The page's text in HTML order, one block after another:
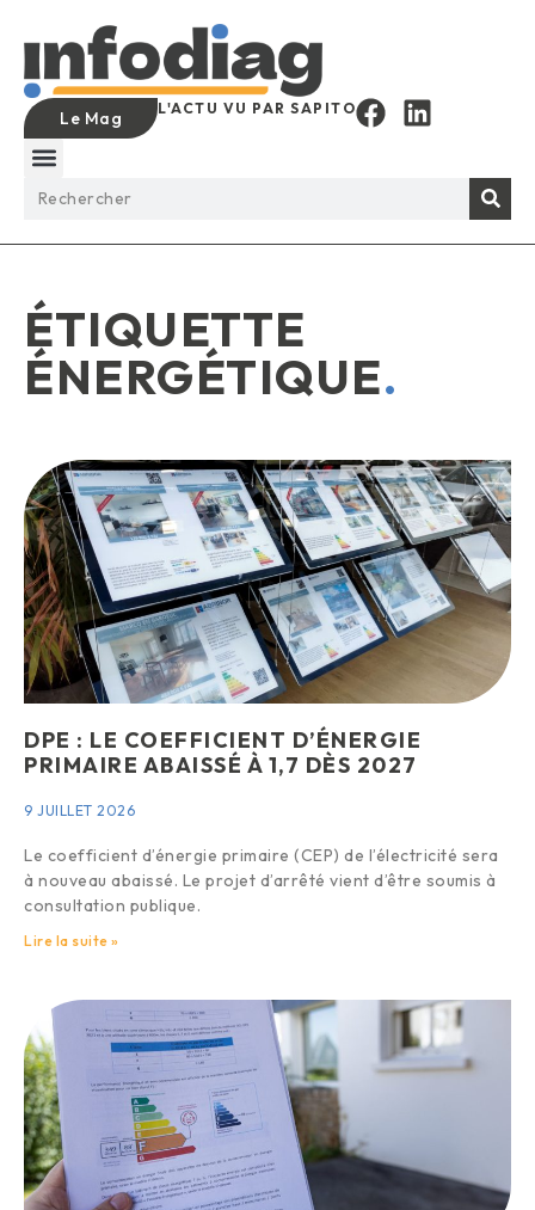
Le Mag L'ACTU VU PAR SAPITO
ÉTIQUETTE
ÉNERGÉTIQUE.
DPE : LE COEFFICIENT D’ÉNERGIE
PRIMAIRE ABAISSÉ À 1,7 DÈS 2027
9 JUILLET 2026
Le coefficient d’énergie primaire (CEP) de l’électricité sera
à nouveau abaissé. Le projet d’arrêté vient d’être soumis à
consultation publique.
Lire la suite »